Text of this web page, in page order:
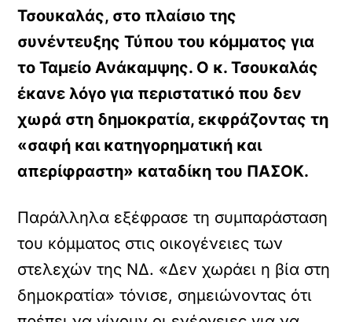
Τσουκαλάς, στο πλαίσιο της
συνέντευξης Τύπου του κόμματος για
το Ταμείο Ανάκαμψης. Ο κ. Τσουκαλάς
έκανε λόγο για περιστατικό που δεν
χωρά στη δημοκρατία, εκφράζοντας τη
«σαφή και κατηγορηματική και
απερίφραστη» καταδίκη του ΠΑΣΟΚ.
Παράλληλα εξέφρασε τη συμπαράσταση
του κόμματος στις οικογένειες των
στελεχών της ΝΔ. «Δεν χωράει η βία στη
δημοκρατία» τόνισε, σημειώνοντας ότι